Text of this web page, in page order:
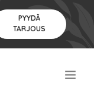
PYYDÄ
TARJOUS